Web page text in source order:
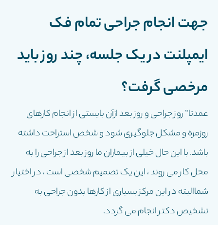
جهت انجام جراحی تمام فک
ایمپلنت در یک جلسه، چند روز باید
مرخصی گرفت؟
عمدتا” روز جراحی و روز بعد ازآن بایستی از انجام کارهای
روزمره و مشکل جلوگیری شود و شخص استراحت داشته
باشد. با این حال خیلی از بیماران ما روز بعد از جراحی را به
محل کار می روند ، این یک تصمیم شخصی است ، در اختیار
شماالبته در این مرکز بسیاری از کارها بدون جراحی به
تشخیص دکتر انجام می گردد.